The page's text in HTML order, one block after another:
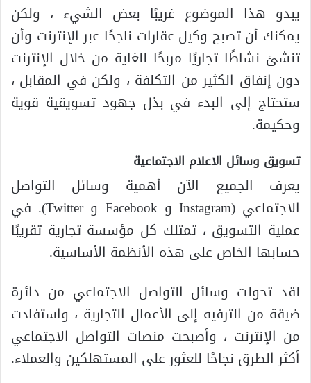
يبدو هذا الموضوع غريبًا بعض الشيء ، ولكن
يمكنك أن تصبح وكيل عقارات ناجحًا عبر الإنترنت وأن
تنشئ نشاطًا تجاريًا مربحًا للغاية من خلال الإنترنت
دون إنفاق الكثير من التكلفة ، ولكن في المقابل ،
ستحتاج إلى البدء في بذل جهود تسويقية قوية
وحكيمة.
تسويق وسائل الاعلام الاجتماعية
يعرف الجميع الآن أهمية وسائل التواصل
الاجتماعي (Instagram و Facebook و Twitter). في
عملية التسويق ، تمتلك كل مؤسسة تجارية تقريبًا
حسابها الخاص على هذه الأنظمة الأساسية.
لقد تحولت وسائل التواصل الاجتماعي من دائرة
ضيقة من الترفيه إلى الأعمال التجارية ، واستفادت
من الإنترنت ، وأصبحت منصات التواصل الاجتماعي
أكثر الطرق نجاحًا للعثور على المستهلكين والعملاء.